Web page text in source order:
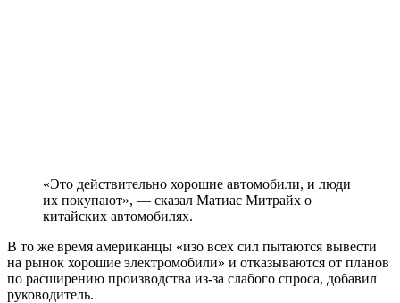
«Это действительно хорошие автомобили, и люди
их покупают», — сказал Матиас Митрайх о
китайских автомобилях.
В то же время американцы «изо всех сил пытаются вывести
на рынок хорошие электромобили» и отказываются от планов
по расширению производства из-за слабого спроса, добавил
руководитель.